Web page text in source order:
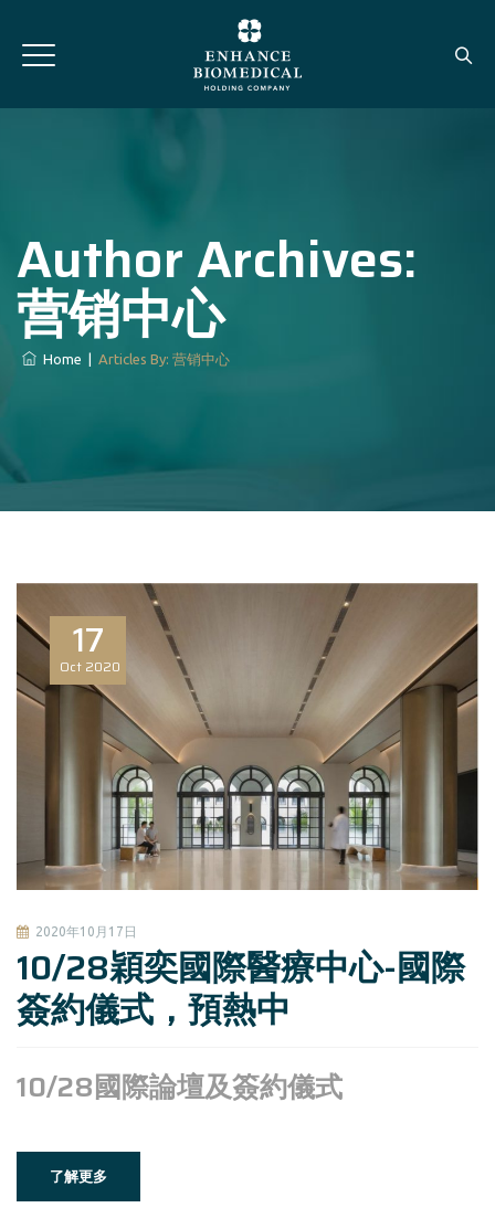
Author Archives:
营销中心
Home Articles By: 营销中心
17
Oct 2020
2020年10月17日
10/28穎奕國際醫療中心-國際
簽約儀式，預熱中
​10/28國際論壇及簽約儀式
了解更多